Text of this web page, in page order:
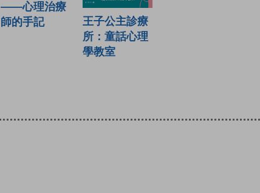
——心理治療
師的手記
王子公主診療
所：童話心理
學教室